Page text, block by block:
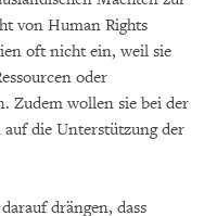
von Human Rights
oft nicht ein, weil sie
oder
Zudem wollen sie bei der
die Unterstützung der
drängen, dass